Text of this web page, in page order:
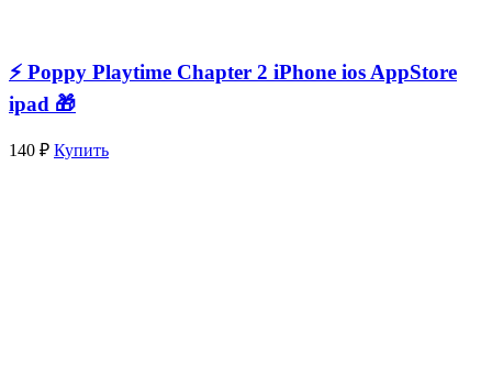
⚡️ Poppy Playtime Chapter 2 iPhone ios AppStore
ipad 🎁
140 ₽ Купить